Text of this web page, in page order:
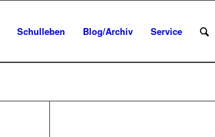
Schulleben Blog/Archiv Service